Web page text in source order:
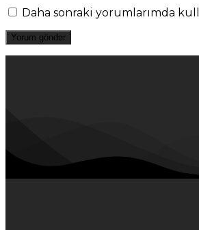
Daha sonraki yorumlarımda